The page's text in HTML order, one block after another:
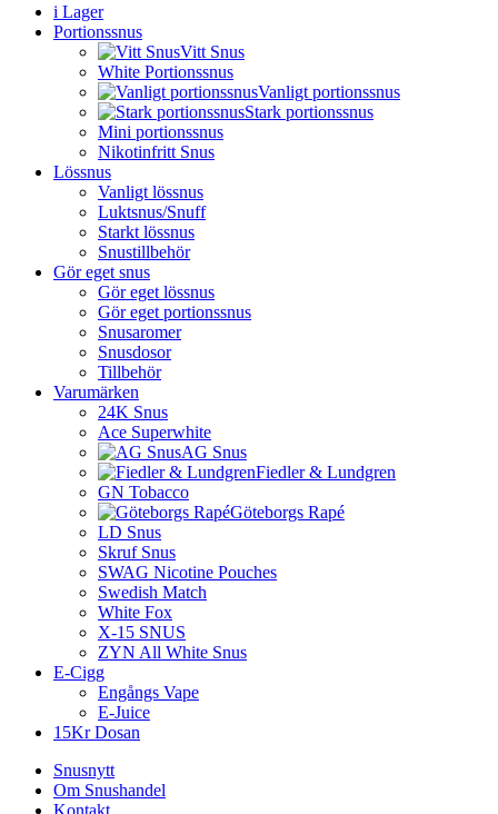
i Lager
Portionssnus
Vitt Snus
White Portionssnus
Vanligt portionssnus
Stark portionssnus
Mini portionssnus
Nikotinfritt Snus
Lössnus
Vanligt lössnus
Luktsnus/Snuff
Starkt lössnus
Snustillbehör
Gör eget snus
Gör eget lössnus
Gör eget portionssnus
Snusaromer
Snusdosor
Tillbehör
Varumärken
24K Snus
Ace Superwhite
AG Snus
Fiedler & Lundgren
GN Tobacco
Göteborgs Rapé
LD Snus
Skruf Snus
SWAG Nicotine Pouches
Swedish Match
White Fox
X-15 SNUS
ZYN All White Snus
E-Cigg
Engångs Vape
E-Juice
15Kr Dosan
Snusnytt
Om Snushandel
Kontakt